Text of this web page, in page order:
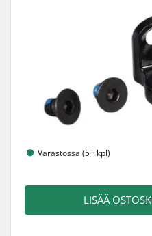
Varastossa (5+ kpl)
LISÄÄ